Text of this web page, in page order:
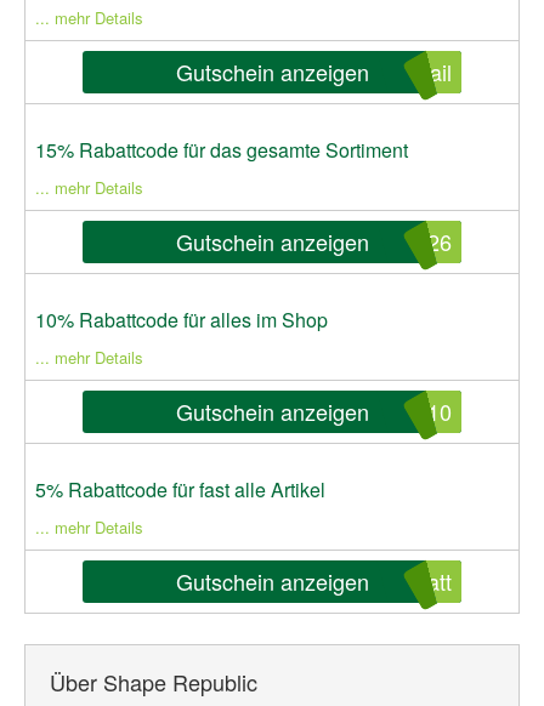
... mehr Details
Gutschein anzeigen ail
15% Rabattcode für das gesamte Sortiment
... mehr Details
Gutschein anzeigen 026
10% Rabattcode für alles im Shop
... mehr Details
Gutschein anzeigen W10
5% Rabattcode für fast alle Artikel
... mehr Details
Gutschein anzeigen att
Über Shape Republic